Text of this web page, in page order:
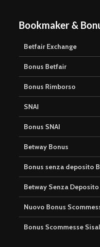
Bookmaker &
Betfair Exchange
Bonus Betfair
Bonus Rimborso
SNAI
Bonus SNAI
Betway Bonus
Bonus senza deposito
Betway Senza Deposito
Nuovo Bonus
Bonus Scommesse Sisal